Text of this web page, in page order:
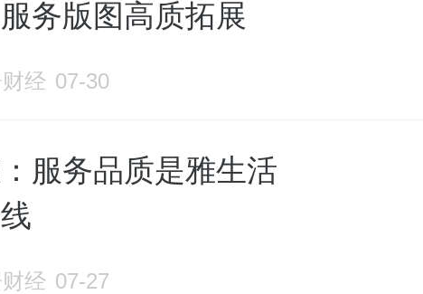
务版图高质拓展
经 07-30
服务品质是雅生活
经 07-27